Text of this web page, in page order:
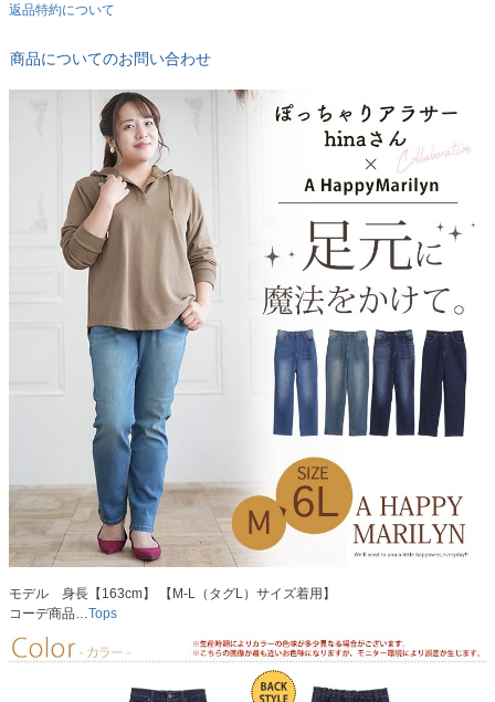
返品特約について
商品についてのお問い合わせ
モデル 身長【163cm】 【M-L（タグL）サイズ着用】
コーデ商品…Tops